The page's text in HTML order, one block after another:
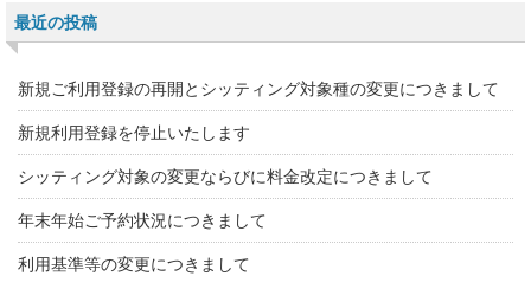
最近の投稿
新規ご利用登録の再開とシッティング対象種の変更につきまして
新規利用登録を停止いたします
シッティング対象の変更ならびに料金改定につきまして
年末年始ご予約状況につきまして
利用基準等の変更につきまして